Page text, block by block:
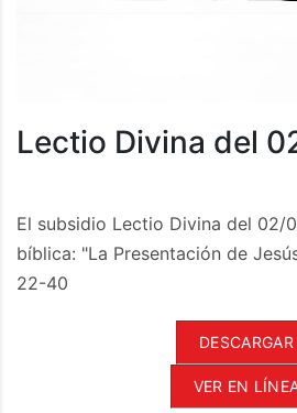
Lectio Divina del
El subsidio Lectio Divina del 02/
bíblica: "La Presentación de
22-40
DESCARGAR
VER EN